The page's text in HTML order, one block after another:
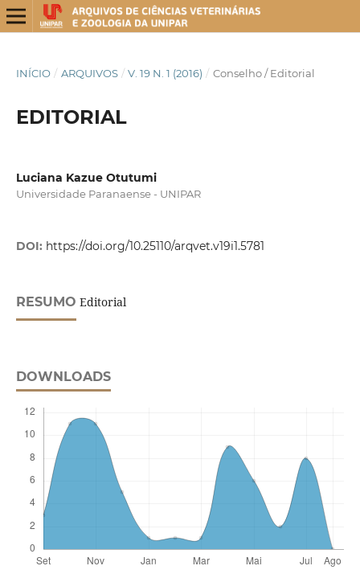
INÍCIO / ARQUIVOS / V. 19 N. 1 (2016) / Conselho / Editorial
EDITORIAL
Luciana Kazue Otutumi
Universidade Paranaense - UNIPAR
DOI: https://doi.org/10.25110/arqvet.v19i1.5781
RESUMO Editorial
DOWNLOADS